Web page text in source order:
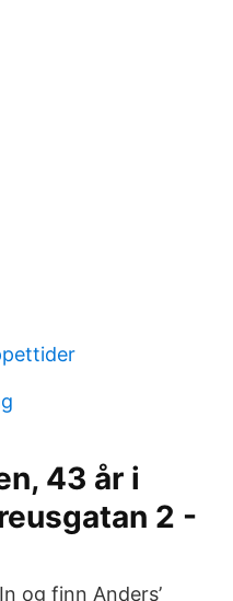
43 år i
2 -
og finn Anders’